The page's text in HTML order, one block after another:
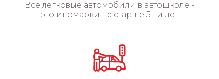
Все легковые автомобили в автошколе -
это иномарки не старше 5-ти лет